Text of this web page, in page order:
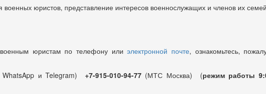
юристов, представление интересов военнослужащих и членов их
юристам по телефону илиэлектронной почте, ознакомьтесь,
и Telegram) +7-915-010-94-77 (МТС Москва) (режим работы